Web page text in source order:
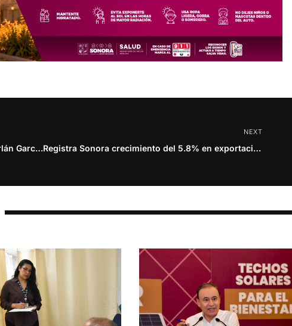
Todo un éxito “Regalando juguetes con Virlán García y DIF Municipal”
NEXT
Registra Sonora crecimiento del 5.8% en exportaciones